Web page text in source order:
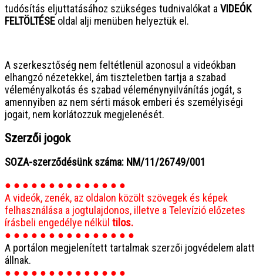
tudósítás eljuttatásához szükséges tudnivalókat a VIDEÓK
FELTÖLTÉSE oldal alji menüben helyeztük el.
A szerkesztőség nem feltétlenül azonosul a videókban
elhangzó nézetekkel, ám tiszteletben tartja a szabad
véleményalkotás és szabad véleménynyilvánítás jogát, s
amennyiben az nem sérti mások emberi és személyiségi
jogait, nem korlátozzuk megjelenését.
Szerzői jogok
SOZA-szerződésünk száma: NM/11/26749/001
● ● ● ● ● ● ● ● ● ● ● ● ● ●
A videók, zenék, az oldalon közölt szövegek és képek
felhasználása a jogtulajdonos, illetve a Televízió előzetes
írásbeli engedélye nélkül tilos.
● ● ● ● ● ● ● ● ● ● ● ● ● ● ●
A portálon megjelenített tartalmak szerzői jogvédelem alatt
állnak.
● ● ● ● ● ● ● ● ● ● ● ● ● ●